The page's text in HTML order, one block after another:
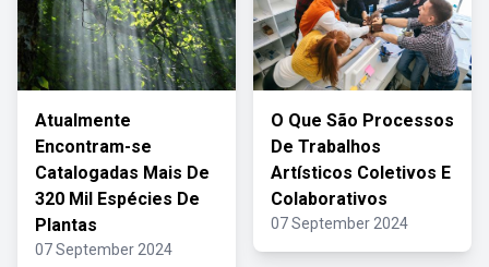
Atualmente
Encontram-se
Catalogadas Mais De
320 Mil Espécies De
Plantas
07 September 2024
O Que São Processos
De Trabalhos
Artísticos Coletivos E
Colaborativos
07 September 2024